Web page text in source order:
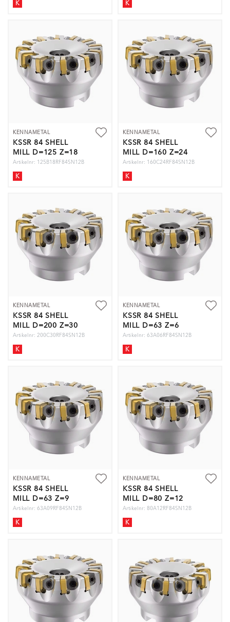
K K
KENNAMETAL
KSSR 84 SHELL
MILL D=125 Z=18
Artikelnr: 125B18RF84SN12B
K
KENNAMETAL
KSSR 84 SHELL
MILL D=160 Z=24
Artikelnr: 160C24RF84SN12B
K
KENNAMETAL
KSSR 84 SHELL
MILL D=200 Z=30
Artikelnr: 200C30RF84SN12B
K
KENNAMETAL
KSSR 84 SHELL
MILL D=63 Z=6
Artikelnr: 63A06RF84SN12B
K
KENNAMETAL
KSSR 84 SHELL
MILL D=63 Z=9
Artikelnr: 63A09RF84SN12B
K
KENNAMETAL
KSSR 84 SHELL
MILL D=80 Z=12
Artikelnr: 80A12RF84SN12B
K